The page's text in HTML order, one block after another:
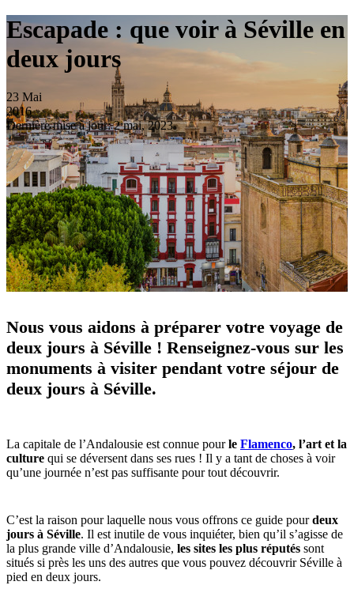
Escapade : que voir à Séville en
deux jours
23 Mai
2016
Dernière mise à jour: 2 mai, 2023
Nous vous aidons à préparer votre voyage de
deux jours à Séville ! Renseignez-vous sur les
monuments à visiter pendant votre séjour de
deux jours à Séville.
La capitale de l’Andalousie est connue pourle Flamenco, l’art et la
culture qui se déversent dans ses rues ! Il y a tant de choses à voir
qu’une journée n’est pas suffisante pour tout découvrir.
C’est la raison pour laquelle nous vous offrons ce guide pourdeux
jours à Séville. Il est inutile de vous inquiéter, bien qu’il s’agisse de
la plus grande ville d’Andalousie, les sites les plus réputés sont
situés si près les uns des autres que vous pouvez découvrir Séville à
pied en deux jours.